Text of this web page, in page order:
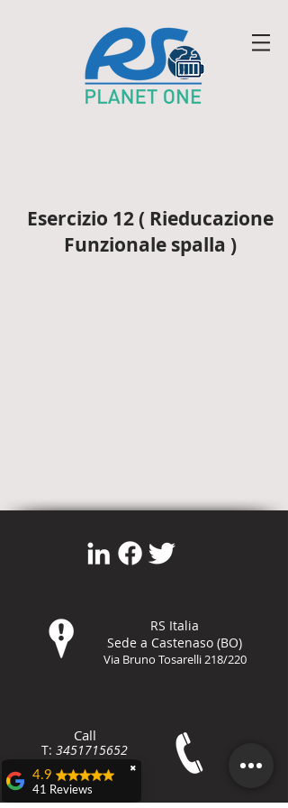
Esercizio 12 ( Rieducazione
Funzionale spalla )
RS Italia
Sede a Castenaso (BO)
Via Bruno Tosarelli 218/220
Call
T: 3451715652
✖
4.9
41 Reviews